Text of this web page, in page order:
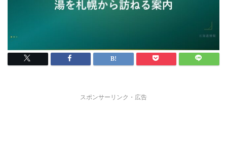
スポンサーリンク・広告